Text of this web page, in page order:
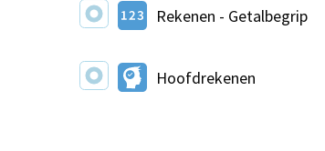
Rekenen - Getalbegrip
Hoofdrekenen